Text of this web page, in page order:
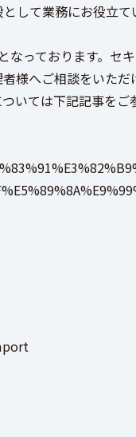
して業務にお役立
っております。セ
様へご相談をいた
いては下記記事をご